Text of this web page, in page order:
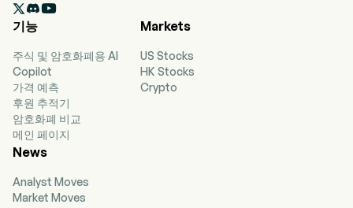

기능
주식 및 암호화폐용 AI
Copilot
가격 예측
후원 추적기
암호화폐 비교
메인 페이지
Markets
US Stocks
HK Stocks
Crypto
News
Analyst Moves
Market Moves